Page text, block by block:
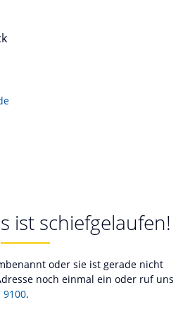
ist schiefgelaufen!
oder sie ist gerade nicht
noch einmal ein oder ruf uns
9100.